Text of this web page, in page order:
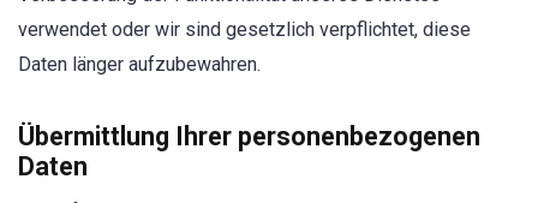
verwendet oder wir sind gesetzlich verpflichtet, diese
Daten länger aufzubewahren.
Übermittlung Ihrer personenbezogenen
Daten